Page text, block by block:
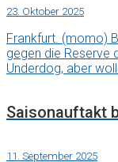
23. Oktober 2025
Frankfurt. (momo)
gegen die Reserve
Underdog, aber
Saisonauftakt
11. September 2025